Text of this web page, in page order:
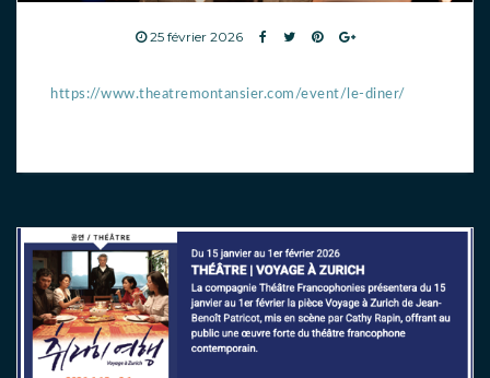
25 février 2026
https://www.theatremontansier.com/event/le-diner/